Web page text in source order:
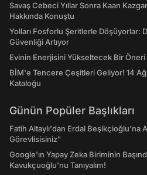
Savaş Cebeci Yıllar Sonra Kaan
Hakkında Konuştu
Yolları Fosforlu Şeritlerle Döşüyorlar:
Güvenliği Artıyor
Evinin Enerjisini Yükseltecek Bir
BİM'e Tencere Çeşitleri Geliyor! 14
Kataloğu
Günün Popüler Başlıkları
Fatih Altaylı'dan Erdal Beşikçioğlu'na
Görevlisisiniz"
Google'ın Yapay Zeka Biriminin
Kavukçuoğlu'nu Tanıyalım!